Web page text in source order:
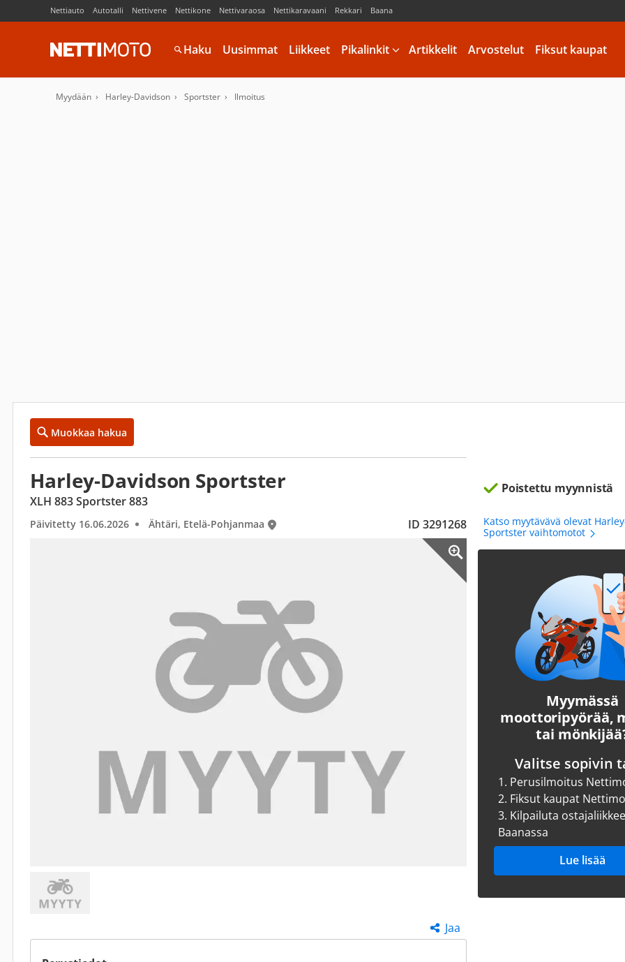
Nettiauto Autotalli Nettivene Nettikone Nettivaraosa Nettikaravaani Rekkari Baana
Haku Uusimmat Liikkeet Pikalinkit Artikkelit Arvostelut Fiksut kaupat
Myydään Harley-Davidson Sportster Ilmoitus
Muokkaa hakua
Harley-Davidson Sportster
XLH 883 Sportster 883
Päivitetty 16.06.2026 Ähtäri, Etelä-Pohjanmaa ID 3291268
Jaa
Poistettu myynnistä
Katso myytävävä olevat
Sportster vaihtomotot
Myymässä
moottoripyörää,
tai
Valitse sopivin
1. Perusilmoitus
2. Fiksut kaupat
3. Kilpailuta
Baanassa
Lue lisää